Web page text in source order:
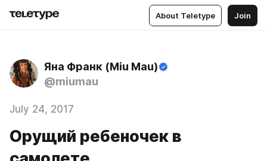
About Teletype Join
Яна Франк (Miu Mau)
@miumau
July 24, 2017
Орущий ребеночек в